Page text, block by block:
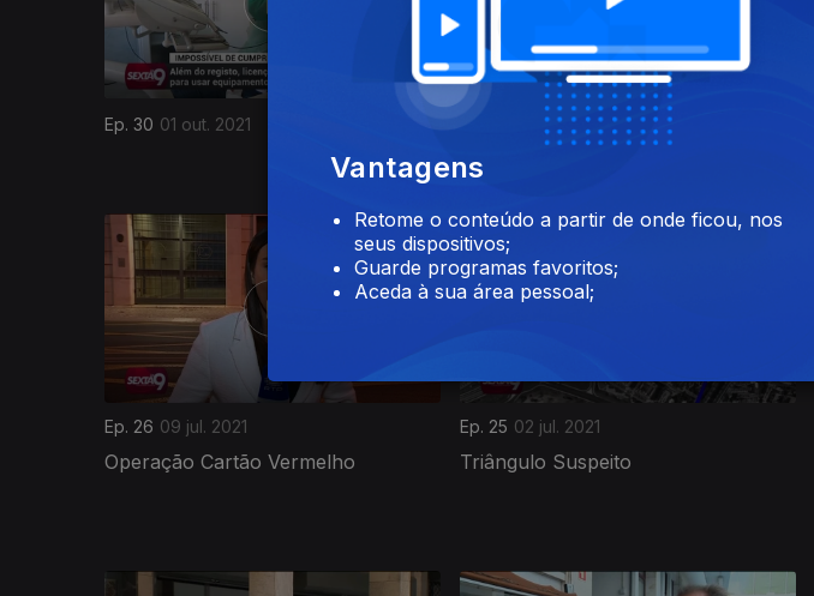
Ep. 30 01 out. 2021 24 set. 2021
Máfia das Cobranças
Ep. 26 09 jul. 2021
Operação Cartão Vermelho
Ep. 25 02 jul. 2021
Triângulo Suspeito
Vantagens
Retome o conteúdo a partir de onde ficou, nos
seus dispositivos;
Guarde programas favoritos;
Aceda à sua área pessoal;